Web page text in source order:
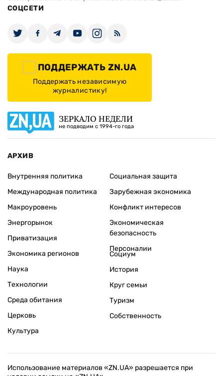
СОЦСЕТИ
ПОДДЕРЖАТЬ ZN.UA
Поддержать независимую
журналистику!
ЗЕРКАЛО НЕДЕЛИ
не подводим с 1994-го года
АРХИВ
Внутренняя политика
Международная политика
Макроуровень
Энергорынок
Приватизация
Экономика регионов
Социальная защита
Зарубежная экономика
Конфликт интересов
Экономическая
безопасность
Персоналии
Наука
Технологии
Среда обитания
Церковь
Культура
Социум
История
Круг семьи
Туризм
Собственность
Использование материалов «ZN.UA» разрешается при